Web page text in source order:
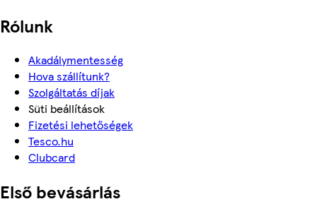
Rólunk
Akadálymentesség
Hova szállítunk?
Szolgáltatás díjak
Süti beállítások
Fizetési lehetőségek
Tesco.hu
Clubcard
Első bevásárlás